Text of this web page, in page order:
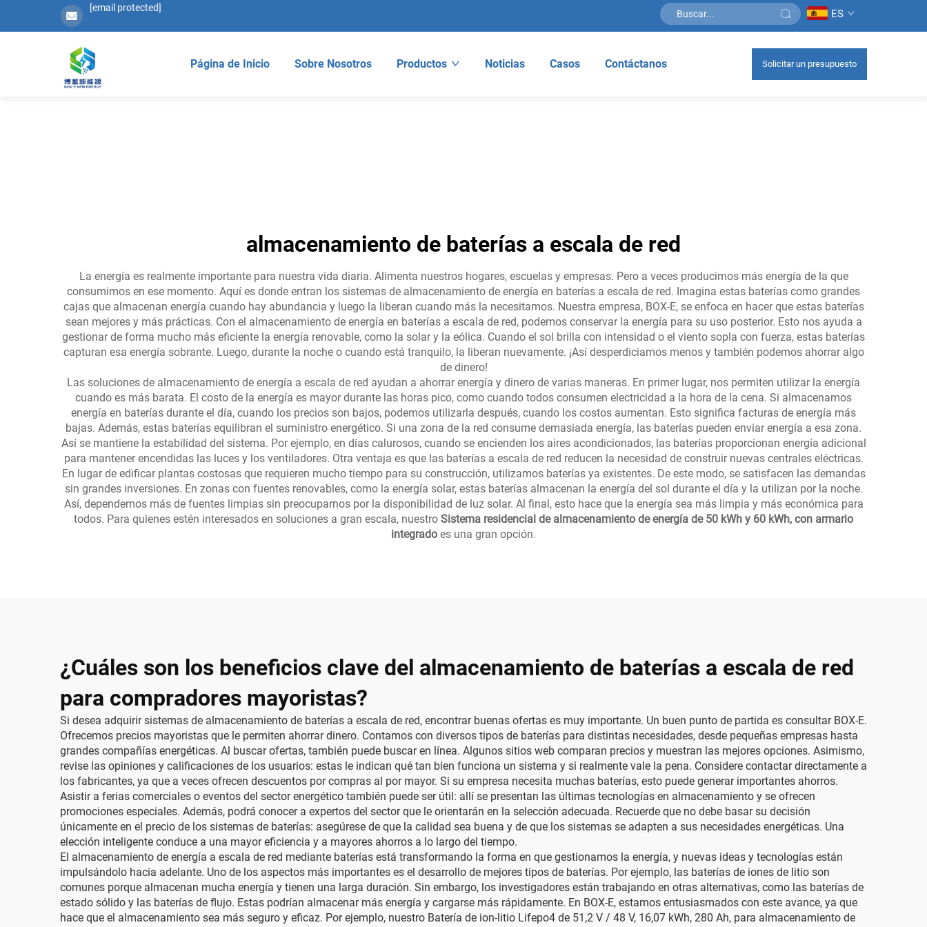
[email protected] ES
Página de Inicio Sobre Nosotros Productos Noticias Casos Contáctanos Solicitar un presupuesto
almacenamiento de baterías a escala de red
La energía es realmente importante para nuestra vida diaria. Alimenta nuestros hogares, escuelas y empresas. Pero a veces producimos más energía de la que
consumimos en ese momento. Aquí es donde entran los sistemas de almacenamiento de energía en baterías a escala de red. Imagina estas baterías como grandes
cajas que almacenan energía cuando hay abundancia y luego la liberan cuando más la necesitamos. Nuestra empresa, BOX-E, se enfoca en hacer que estas baterías
sean mejores y más prácticas. Con el almacenamiento de energía en baterías a escala de red, podemos conservar la energía para su uso posterior. Esto nos ayuda a
gestionar de forma mucho más eficiente la energía renovable, como la solar y la eólica. Cuando el sol brilla con intensidad o el viento sopla con fuerza, estas baterías
capturan esa energía sobrante. Luego, durante la noche o cuando está tranquilo, la liberan nuevamente. ¡Así desperdiciamos menos y también podemos ahorrar algo
de dinero!
Las soluciones de almacenamiento de energía a escala de red ayudan a ahorrar energía y dinero de varias maneras. En primer lugar, nos permiten utilizar la energía
cuando es más barata. El costo de la energía es mayor durante las horas pico, como cuando todos consumen electricidad a la hora de la cena. Si almacenamos
energía en baterías durante el día, cuando los precios son bajos, podemos utilizarla después, cuando los costos aumentan. Esto significa facturas de energía más
bajas. Además, estas baterías equilibran el suministro energético. Si una zona de la red consume demasiada energía, las baterías pueden enviar energía a esa zona.
Así se mantiene la estabilidad del sistema. Por ejemplo, en días calurosos, cuando se encienden los aires acondicionados, las baterías proporcionan energía adicional
para mantener encendidas las luces y los ventiladores. Otra ventaja es que las baterías a escala de red reducen la necesidad de construir nuevas centrales eléctricas.
En lugar de edificar plantas costosas que requieren mucho tiempo para su construcción, utilizamos baterías ya existentes. De este modo, se satisfacen las demandas
sin grandes inversiones. En zonas con fuentes renovables, como la energía solar, estas baterías almacenan la energía del sol durante el día y la utilizan por la noche.
Así, dependemos más de fuentes limpias sin preocuparnos por la disponibilidad de luz solar. Al final, esto hace que la energía sea más limpia y más económica para
todos. Para quienes estén interesados en soluciones a gran escala, nuestro Sistema residencial de almacenamiento de energía de 50 kWh y 60 kWh, con armario
integrado es una gran opción.
¿Cuáles son los beneficios clave del almacenamiento de baterías a escala de red
para compradores mayoristas?
Si desea adquirir sistemas de almacenamiento de baterías a escala de red, encontrar buenas ofertas es muy importante. Un buen punto de partida es consultar BOX-E.
Ofrecemos precios mayoristas que le permiten ahorrar dinero. Contamos con diversos tipos de baterías para distintas necesidades, desde pequeñas empresas hasta
grandes compañías energéticas. Al buscar ofertas, también puede buscar en línea. Algunos sitios web comparan precios y muestran las mejores opciones. Asimismo,
revise las opiniones y calificaciones de los usuarios: estas le indican qué tan bien funciona un sistema y si realmente vale la pena. Considere contactar directamente a
los fabricantes, ya que a veces ofrecen descuentos por compras al por mayor. Si su empresa necesita muchas baterías, esto puede generar importantes ahorros.
Asistir a ferias comerciales o eventos del sector energético también puede ser útil: allí se presentan las últimas tecnologías en almacenamiento y se ofrecen
promociones especiales. Además, podrá conocer a expertos del sector que le orientarán en la selección adecuada. Recuerde que no debe basar su decisión
únicamente en el precio de los sistemas de baterías: asegúrese de que la calidad sea buena y de que los sistemas se adapten a sus necesidades energéticas. Una
elección inteligente conduce a una mayor eficiencia y a mayores ahorros a lo largo del tiempo.
El almacenamiento de energía a escala de red mediante baterías está transformando la forma en que gestionamos la energía, y nuevas ideas y tecnologías están
impulsándolo hacia adelante. Uno de los aspectos más importantes es el desarrollo de mejores tipos de baterías. Por ejemplo, las baterías de iones de litio son
comunes porque almacenan mucha energía y tienen una larga duración. Sin embargo, los investigadores están trabajando en otras alternativas, como las baterías de
estado sólido y las baterías de flujo. Estas podrían almacenar más energía y cargarse más rápidamente. En BOX-E, estamos entusiasmados con este avance, ya que
hace que el almacenamiento sea más seguro y eficaz. Por ejemplo, nuestro Batería de ion-litio Lifepo4 de 51,2 V / 48 V, 16,07 kWh, 280 Ah, para almacenamiento de